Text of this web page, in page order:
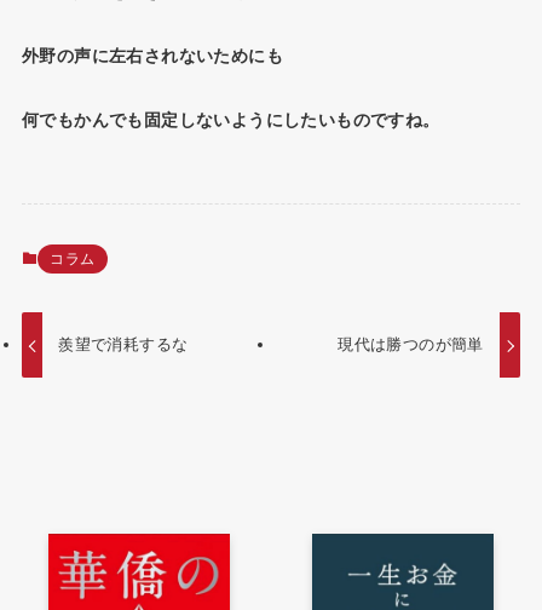
外野の声に左右されないためにも
何でもかんでも固定しないようにしたいものですね。
コラム
羨望で消耗するな 現代は勝つのが簡単